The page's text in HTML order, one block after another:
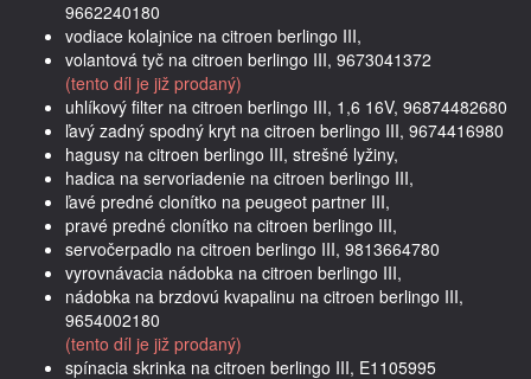
9662240180
vodiace kolajnice na citroen berlingo III,
volantová tyč na citroen berlingo III, 9673041372
(tento díl je již prodaný)
uhlíkový filter na citroen berlingo III, 1,6 16V, 96874482680
ľavý zadný spodný kryt na citroen berlingo III, 9674416980
hagusy na citroen berlingo III, strešné lyžiny,
hadica na servoriadenie na citroen berlingo III,
ľavé predné clonítko na peugeot partner III,
pravé predné clonítko na citroen berlingo III,
servočerpadlo na citroen berlingo III, 9813664780
vyrovnávacia nádobka na citroen berlingo III,
nádobka na brzdovú kvapalinu na citroen berlingo III,
9654002180
(tento díl je již prodaný)
spínacia skrinka na citroen berlingo III, E1105995